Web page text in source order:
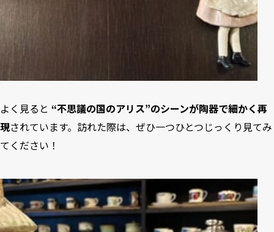
よく見ると “不思議の国のアリス”のシーンが陶器で細かく再
現されています。訪れた際は、ぜひ一つひとつじっくり見てみ
てください！